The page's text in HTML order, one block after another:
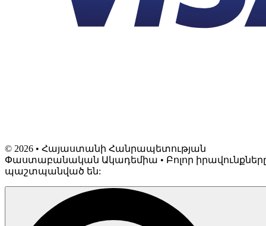
© 2026 • Հայաստանի Հանրապետության
Փաստաբանական Ակադեմիա • Բոլոր
պաշտպանված են: